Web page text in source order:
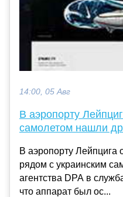
14:00, 05 Авг
В аэропорту
самолетом нашли
В аэропорту Лейпцига
рядом с украинским
агентства DPA в
что аппарат был ос...